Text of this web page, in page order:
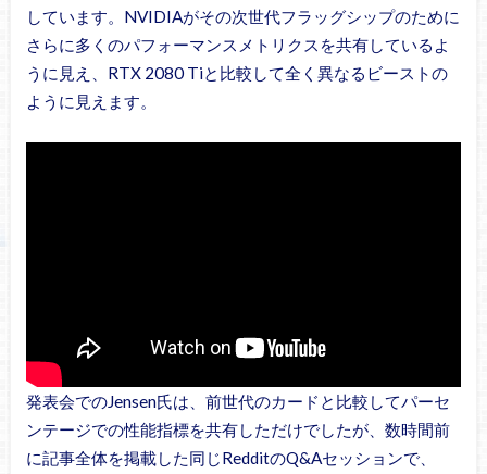
しています。NVIDIAがその次世代フラッグシップのために
さらに多くのパフォーマンスメトリクスを共有しているよ
うに見え、RTX 2080 Tiと比較して全く異なるビーストの
ように見えます。
発表会でのJensen氏は、前世代のカードと比較してパーセ
ンテージでの性能指標を共有しただけでしたが、数時間前
に記事全体を掲載した同じRedditのQ&Aセッションで、